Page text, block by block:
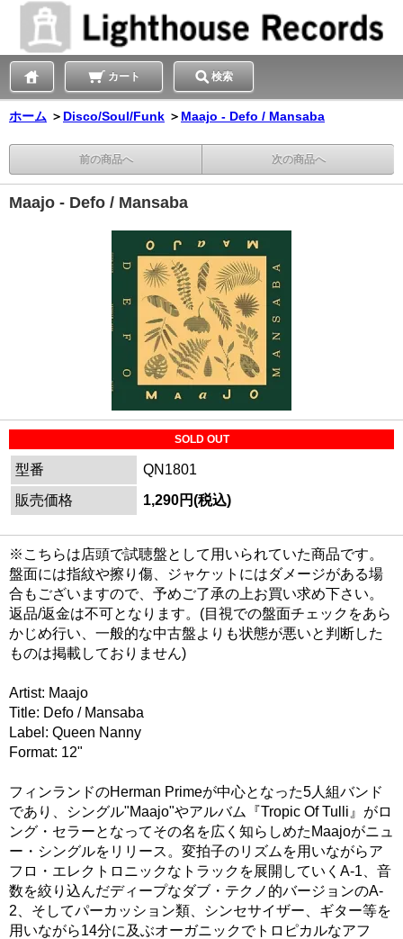
カート 検索
ホーム ＞ Disco/Soul/Funk ＞ Maajo - Defo / Mansaba
前の商品へ 次の商品へ
Maajo - Defo / Mansaba
SOLD OUT
型番
QN1801
販売価格
1,290円(税込)
※こちらは店頭で試聴盤として用いられていた商品です。
盤面には指紋や擦り傷、ジャケットにはダメージがある場
合もございますので、予めご了承の上お買い求め下さい。
返品/返金は不可となります。(目視での盤面チェックをあら
かじめ行い、一般的な中古盤よりも状態が悪いと判断した
ものは掲載しておりません)
Artist: Maajo
Title: Defo / Mansaba
Label: Queen Nanny
Format: 12"
フィンランドのHerman Primeが中心となった5人組バンド
であり、シングル"Maajo"やアルバム『Tropic Of Tulli』がロ
ング・セラーとなってその名を広く知らしめたMaajoがニュ
ー・シングルをリリース。変拍子のリズムを用いながらア
フロ・エレクトロニックなトラックを展開していくA-1、音
数を絞り込んだディープなダブ・テクノ的バージョンのA-
2、そしてパーカッション類、シンセサイザー、ギター等を
用いながら14分に及ぶオーガニックでトロピカルなアフ